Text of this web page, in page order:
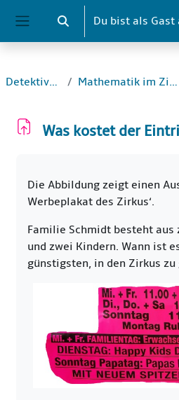
Zum Hauptinhalt
Website-Übersicht
Sucheingabe
Du bist als
Detektive_1 Mathematik im Zirkus
Was kostet der
Die Abbildung zeigt einen
Werbeplakat des Zirkus‘.
Familie Schmidt besteht aus
und zwei Kindern. Wann ist
günstigsten, in den Zirkus zu